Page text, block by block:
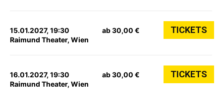
15.01.2027, 19:30
Raimund Theater, Wien
ab 30,00 € TICKETS
16.01.2027, 19:30
Raimund Theater, Wien
ab 30,00 € TICKETS